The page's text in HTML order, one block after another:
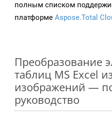
полным списком
платформе Aspose.Total
Преобразование
таблиц MS Excel
изображений —
руководство